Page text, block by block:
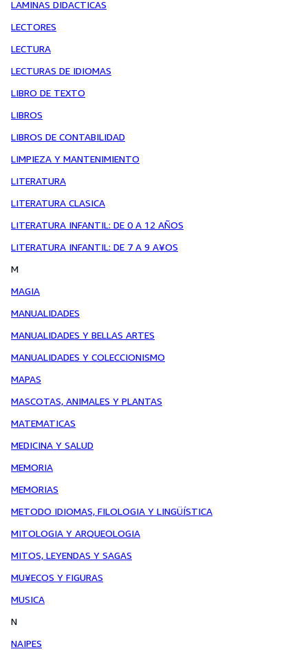
LAMINAS DIDACTICAS
LECTORES
LECTURA
LECTURAS DE IDIOMAS
LIBRO DE TEXTO
LIBROS
LIBROS DE CONTABILIDAD
LIMPIEZA Y MANTENIMIENTO
LITERATURA
LITERATURA CLASICA
LITERATURA INFANTIL: DE 0 A 12 AÑOS
LITERATURA INFANTIL: DE 7 A 9 A¥OS
M
MAGIA
MANUALIDADES
MANUALIDADES Y BELLAS ARTES
MANUALIDADES Y COLECCIONISMO
MAPAS
MASCOTAS, ANIMALES Y PLANTAS
MATEMATICAS
MEDICINA Y SALUD
MEMORIA
MEMORIAS
METODO IDIOMAS, FILOLOGIA Y LINGÜÍSTICA
MITOLOGIA Y ARQUEOLOGIA
MITOS, LEYENDAS Y SAGAS
MU¥ECOS Y FIGURAS
MUSICA
N
NAIPES